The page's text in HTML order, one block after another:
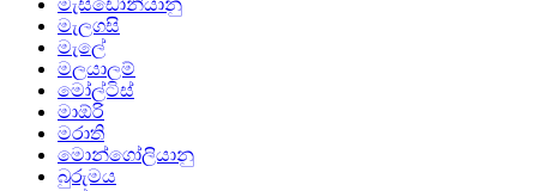
මැලගසි
මැලේ
මලයාලම්
මෝල්ටිස්
මාඕරි
මරාති
මොන්ගෝලියානු
බුරුමය